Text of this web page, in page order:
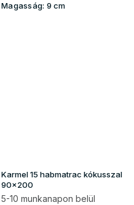
Magasság: 9 cm
Karmel 15 habmatrac kókusszal
90x200
5-10 munkanapon belül